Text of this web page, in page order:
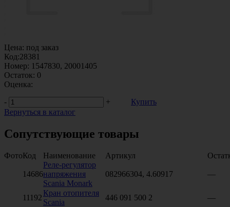
Цена: под заказ
Код:28381
Номер: 1547830, 20001405
Остаток: 0
Оценка:
-
+
Купить
Вернуться в каталог
Сопутствующие товары
ФотоКод Наименование Артикул
14686
Реле-регулятор
напряжения
Scania Monark
082966304, 4.60917 —
11192
Кран отопителя
Scania
446 091 500 2 —